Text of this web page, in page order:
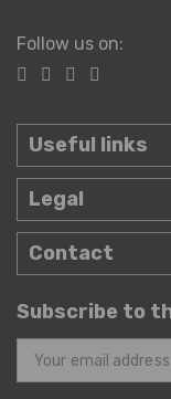
Follow us on:
Useful links
Legal
Contact
Subscribe to